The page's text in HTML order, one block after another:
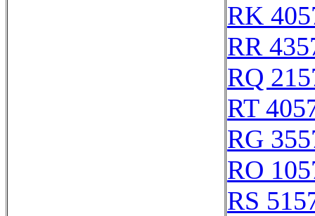
RK
RR
RQ
RT
RG
RO
RS